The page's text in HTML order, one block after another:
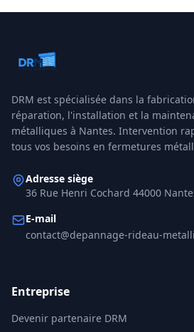
DRM est spécialisée dans la
réparation, l'installation et la
métalliques à Nantes. Intervention
tous vos besoins en fermetures
Adresse siège
36 Rue Henri Cochard 44000
E-mail
contact@depannage-rideau-
Entreprise
Devenir partenaire DRM